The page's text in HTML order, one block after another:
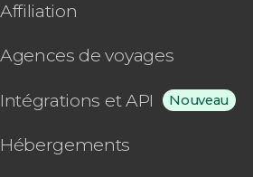
Affiliation
Agences de voyages
Intégrations et API Nouveau
Hébergements